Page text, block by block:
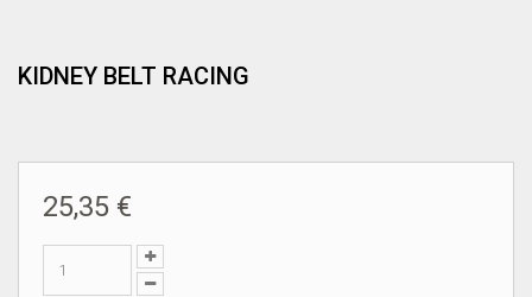
KIDNEY BELT RACING
25,35 €